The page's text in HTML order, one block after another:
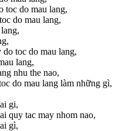
toc do mau lang,
do mau lang,
toc do mau lang,
lang,
nhu the nao,
do mau lang làm những gì,
gi,
quy tac may nhom nao,
gì,